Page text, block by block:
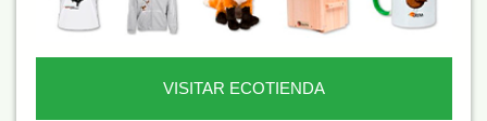
VISITAR ECOTIENDA